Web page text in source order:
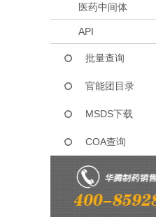
医药中间体
API
批量查询
官能团目录
MSDS下载
COA查询